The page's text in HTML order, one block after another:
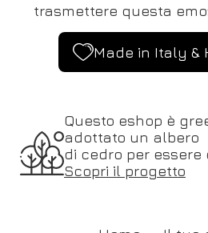
trasmettere questa
Made in Italy &
Questo eshop è
adottato un albero
di cedro per essere
Scopri il progetto